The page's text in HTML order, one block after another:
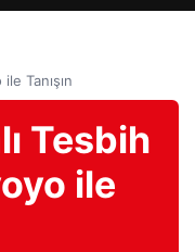
Tanışın
Tesbih
ile